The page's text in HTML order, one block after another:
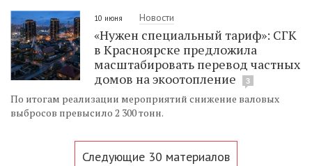
10 июня Новости
«Нужен специальный тариф»: СГК
в Красноярске предложила
масштабировать перевод частных
домов на экоотопление
3
По итогам реализации мероприятий снижение валовых
выбросов превысило 2 300 тонн.
Следующие 30 материалов